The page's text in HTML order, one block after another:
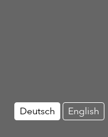
Deutsch English